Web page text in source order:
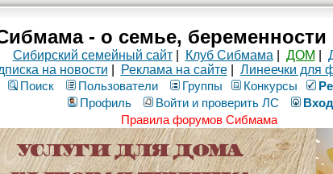
- о семье, беременности
Сибирский семейный сайт| Клуб Сибмама ДОМ
на новости
Реклама на сайте| Линеечки для
Поиск
Пользователи Группы Конкурсы
Профиль
Войти и проверить ЛС
Вход
Правила форумов Сибмама